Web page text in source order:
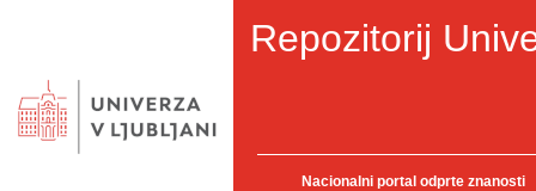
Repozitorij
Nacionalni portal odprte znanosti